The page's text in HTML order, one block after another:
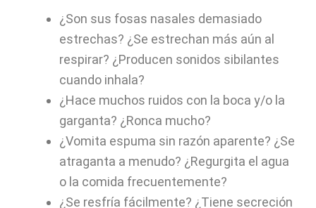
¿Son sus fosas nasales demasiado
estrechas? ¿Se estrechan más aún al
respirar? ¿Producen sonidos sibilantes
cuando inhala?
¿Hace muchos ruidos con la boca y/o la
garganta? ¿Ronca mucho?
¿Vomita espuma sin razón aparente? ¿Se
atraganta a menudo? ¿Regurgita el agua
o la comida frecuentemente?
¿Se resfría fácilmente? ¿Tiene secreción